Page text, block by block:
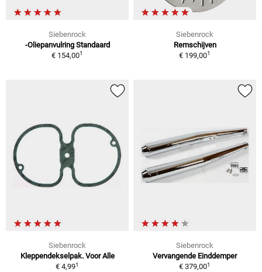
Siebenrock
-Oliepanvulring Standaard
€ 154,001
Siebenrock
Remschijven
€ 199,001
Siebenrock
Kleppendekselpak. Voor Alle
€ 4,991
Siebenrock
Vervangende Einddemper
€ 379,001